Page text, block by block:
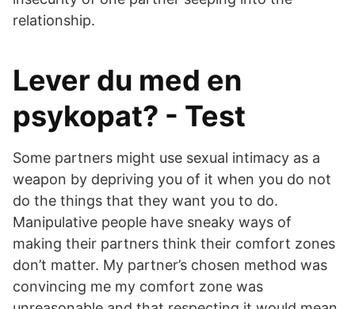
relationship.
Lever du med en
psykopat? - Test
Some partners might use sexual intimacy as a
weapon by depriving you of it when you do not
do the things that they want you to do.
Manipulative people have sneaky ways of
making their partners think their comfort zones
don’t matter. My partner’s chosen method was
convincing me my comfort zone was